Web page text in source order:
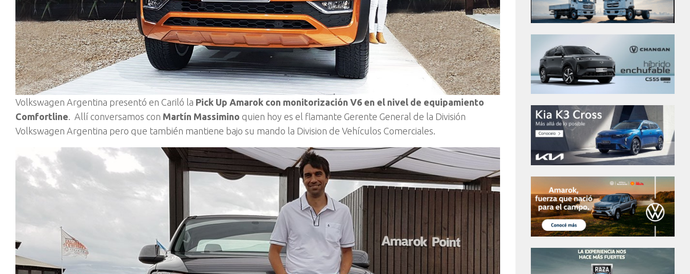
Volkswagen Argentina presentó en Cariló la Pick Up Amarok con monitorización V6 en el nivel de equipamiento
Comfortline . Allí conversamos con Martín Massimino quien hoy es el flamante Gerente General de la División
Volkswagen Argentina pero que también mantiene bajo su mando la Division de Vehículos Comerciales.